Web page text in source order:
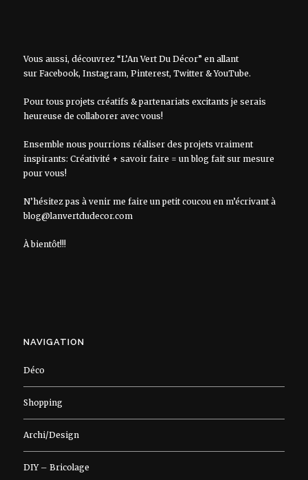
Vous aussi, découvrez “L’An Vert Du Décor” en allant
sur Facebook, Instagram, Pinterest, Twitter&YouTube.
Pour tous projets créatifs & partenariats excitants je serais
heureuse de collaborer avec vous!
Ensemble nous pourrions réaliser des projets vraiment
inspirants: Créativité + savoir faire = un blog fait sur mesure
pour vous!
N’hésitez pas à venir me faire un petit coucou en m’écrivant à
blog@lanvertdudecor.com
À bientôt!!!
NAVIGATION
Déco
Shopping
Archi/Design
DIY – Bricolage